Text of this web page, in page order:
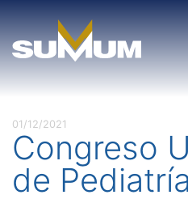
content
01/12/2021
Congreso
de Pediatría